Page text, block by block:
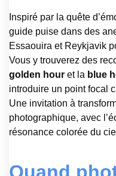
Inspiré par la quête
guide puise dans des
Essaouira et Reykjavik
Vous y trouverez des
golden hour et la blue
introduire un point focal
Une invitation à
photographique, avec
résonance colorée du